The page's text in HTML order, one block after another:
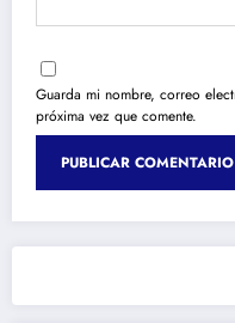
Guarda mi nombre, correo
próxima vez que comente.